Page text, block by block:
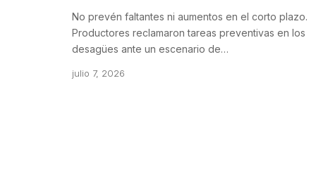
No prevén faltantes ni aumentos en el corto plazo.
Productores reclamaron tareas preventivas en los
desagües ante un escenario de…
julio 7, 2026